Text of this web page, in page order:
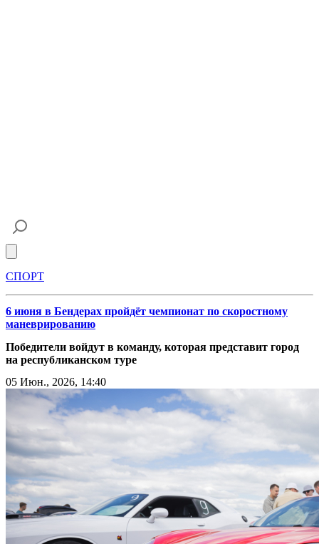
СПОРТ
6 июня в Бендерах пройдёт чемпионат по скоростному
маневрированию
Победители войдут в команду, которая представит город
на республиканском туре
05 Июн., 2026, 14:40